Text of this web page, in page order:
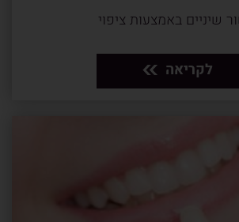
שיניים באמצעות ציפוי
לקריאה